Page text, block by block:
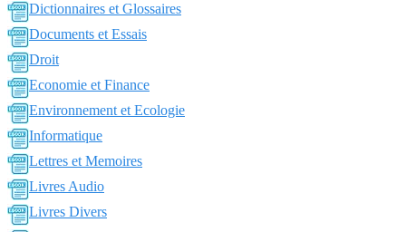
Dictionnaires et Glossaires
Documents et Essais
Droit
Economie et Finance
Environnement et Ecologie
Informatique
Lettres et Memoires
Livres Audio
Livres Divers